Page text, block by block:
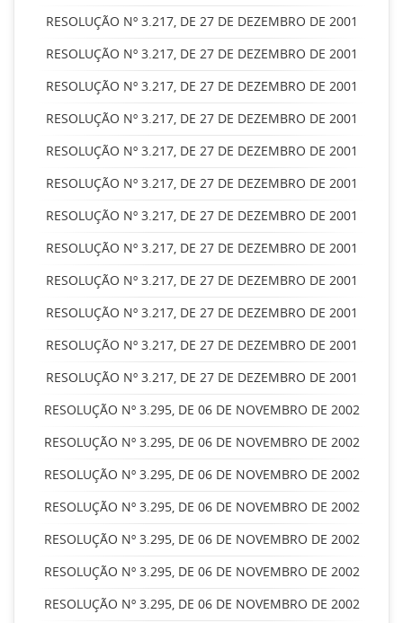
RESOLUÇÃO Nº 3.217, DE 27 DE DEZEMBRO DE 2001
RESOLUÇÃO Nº 3.217, DE 27 DE DEZEMBRO DE 2001
RESOLUÇÃO Nº 3.217, DE 27 DE DEZEMBRO DE 2001
RESOLUÇÃO Nº 3.217, DE 27 DE DEZEMBRO DE 2001
RESOLUÇÃO Nº 3.217, DE 27 DE DEZEMBRO DE 2001
RESOLUÇÃO Nº 3.217, DE 27 DE DEZEMBRO DE 2001
RESOLUÇÃO Nº 3.217, DE 27 DE DEZEMBRO DE 2001
RESOLUÇÃO Nº 3.217, DE 27 DE DEZEMBRO DE 2001
RESOLUÇÃO Nº 3.217, DE 27 DE DEZEMBRO DE 2001
RESOLUÇÃO Nº 3.217, DE 27 DE DEZEMBRO DE 2001
RESOLUÇÃO Nº 3.217, DE 27 DE DEZEMBRO DE 2001
RESOLUÇÃO Nº 3.217, DE 27 DE DEZEMBRO DE 2001
RESOLUÇÃO Nº 3.295, DE 06 DE NOVEMBRO DE 2002
RESOLUÇÃO Nº 3.295, DE 06 DE NOVEMBRO DE 2002
RESOLUÇÃO Nº 3.295, DE 06 DE NOVEMBRO DE 2002
RESOLUÇÃO Nº 3.295, DE 06 DE NOVEMBRO DE 2002
RESOLUÇÃO Nº 3.295, DE 06 DE NOVEMBRO DE 2002
RESOLUÇÃO Nº 3.295, DE 06 DE NOVEMBRO DE 2002
RESOLUÇÃO Nº 3.295, DE 06 DE NOVEMBRO DE 2002